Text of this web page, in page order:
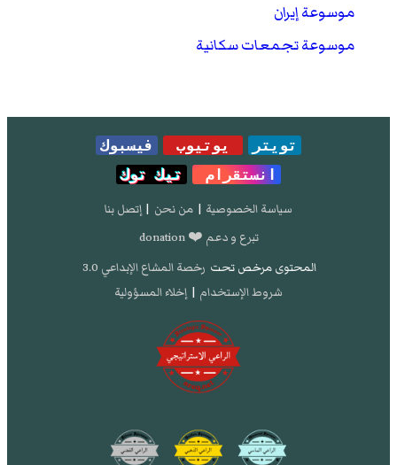
موسوعة إيران
موسوعة تجمعات سكانية
تويتر يوتيوب
فيسبوك
انستقرام
تيك توك
سياسة الخصوصية | من نحن | إتصل بنا
تبرع و دعم ❤️ donation
المحتوى مرخص تحت رخصة المشاع الإبداعي 3.0
شروط الإستخدام | إخلاء المسؤولية